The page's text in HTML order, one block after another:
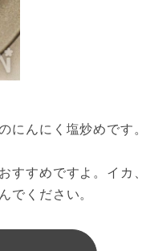
にんにく塩炒めです。
すすめですよ。イカ、
でください。